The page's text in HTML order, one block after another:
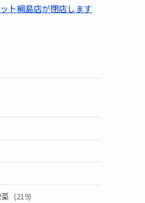
ト綱島店が閉店します
(219)